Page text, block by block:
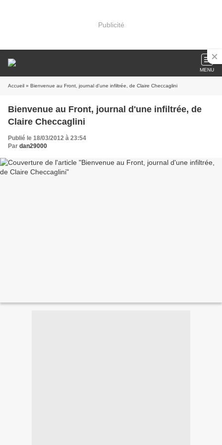
Publicité
MENU
Accueil » Bienvenue au Front, journal d'une infiltrée, de Claire Checcaglini
Bienvenue au Front, journal d'une infiltrée, de
Claire Checcaglini
Publié le 18/03/2012 à 23:54
Par dan29000